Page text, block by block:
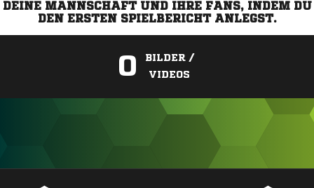
DEINE MANNSCHAFT UND IHRE FANS, INDEM DU
DEN ERSTEN SPIELBERICHT ANLEGST.
0
BILDER /
VIDEOS